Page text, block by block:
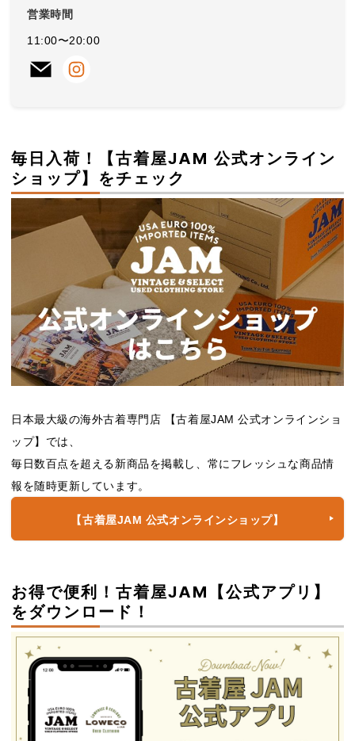
営業時間
11:00〜20:00
毎日入荷！【古着屋JAM 公式オンライン
ショップ】をチェック
日本最大級の海外古着専門店 【古着屋JAM 公式オンラインショ
ップ】では、
毎日数百点を超える新商品を掲載し、常にフレッシュな商品情
報を随時更新しています。
【古着屋JAM 公式オンラインショップ】
お得で便利！古着屋JAM【公式アプリ】
をダウンロード！